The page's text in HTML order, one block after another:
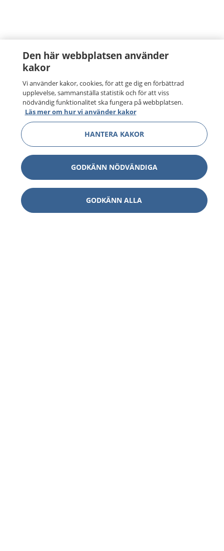
Den här webbplatsen använder
kakor
Vi använder kakor, cookies, för att ge dig en förbättrad
upplevelse, sammanställa statistik och för att viss
nödvändig funktionalitet ska fungera på webbplatsen.
Läs mer om hur vi använder kakor
HANTERA KAKOR
GODKÄNN NÖDVÄNDIGA
GODKÄNN ALLA